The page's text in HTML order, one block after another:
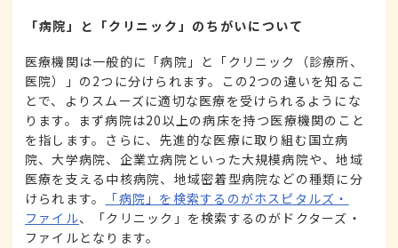
「病院」と「クリニック」のちがいについて
医療機関は一般的に「病院」と「クリニック（診療所、
医院）」の2つに分けられます。この2つの違いを知るこ
とで、よりスムーズに適切な医療を受けられるようにな
ります。まず病院は20以上の病床を持つ医療機関のこと
を指します。さらに、先進的な医療に取り組む国立病
院、大学病院、企業立病院といった大規模病院や、地域
医療を支える中核病院、地域密着型病院などの種類に分
けられます。
「病院」を検索するのがホスピタルズ・
ファイル、「クリニック」を検索するのがドクターズ・
ファイルとなります。